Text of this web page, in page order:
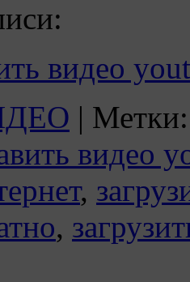
видео
| Метки:
видео
,
,